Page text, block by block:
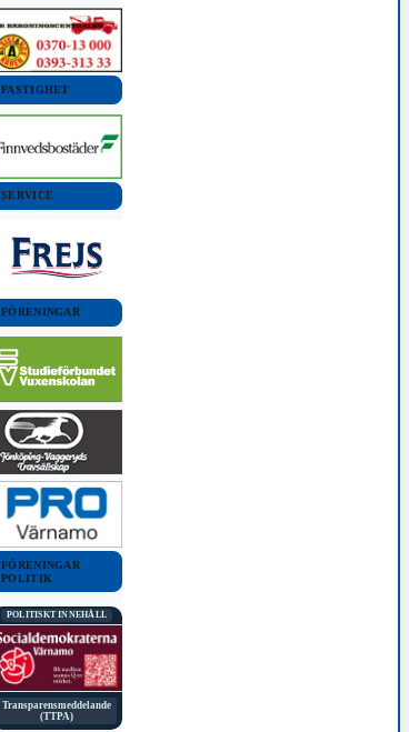
FASTIGHET
SERVICE
FÖRENINGAR
FÖRENINGAR
POLITIK
POLITISKT INNEHÅLL
Transparensmeddelande
(TTPA)